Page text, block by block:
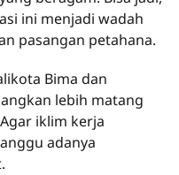
ini menjadi wadah
pasangan petahana.
Bima dan
lebih matang
iklim kerja
adanya